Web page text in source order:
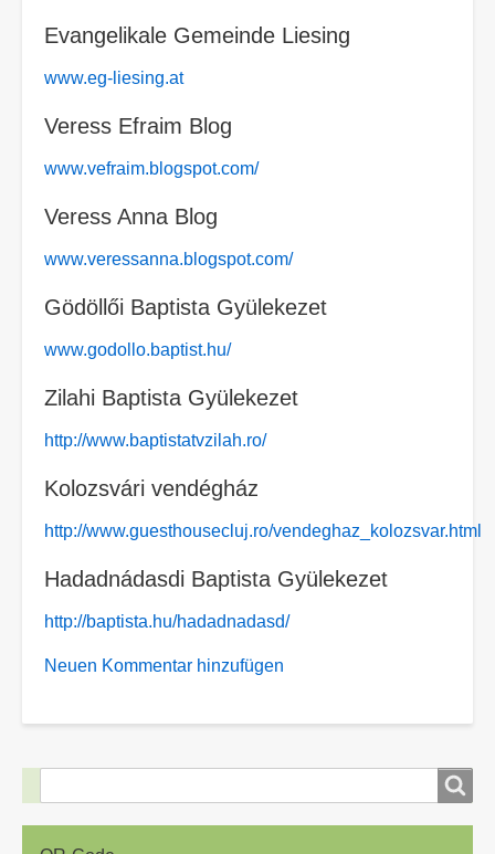
Evangelikale Gemeinde Liesing
www.eg-liesing.at
Veress Efraim Blog
www.vefraim.blogspot.com/
Veress Anna Blog
www.veressanna.blogspot.com/
Gödöllői Baptista Gyülekezet
www.godollo.baptist.hu/
Zilahi Baptista Gyülekezet
http://www.baptistatvzilah.ro/
Kolozsvári vendégház
http://www.guesthousecluj.ro/vendeghaz_kolozsvar.html
Hadadnádasdi Baptista Gyülekezet
http://baptista.hu/hadadnadasd/
Neuen Kommentar hinzufügen
Suche